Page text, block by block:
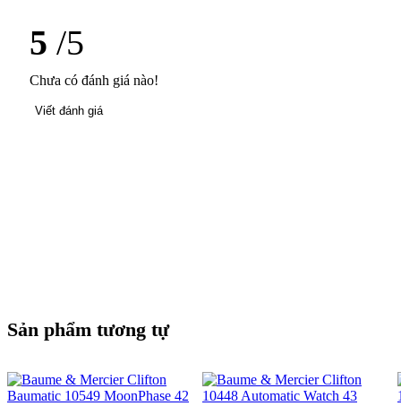
Màu sắc/Hoàn thiện: Trắng
Kim: Mạ Rhodium, Lá, Với Superluminova®
5 /5
Chưa có đánh giá nào!
Viết đánh giá
Sản phẩm tương tự